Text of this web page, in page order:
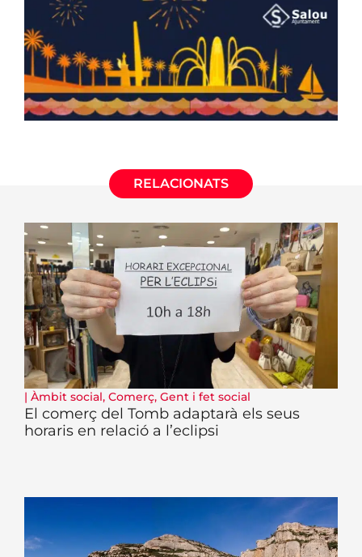
RELACIONATS
| Àmbit social, Comerç, Gent i fet social
El comerç del Tomb adaptarà els seus
horaris en relació a l’eclipsi